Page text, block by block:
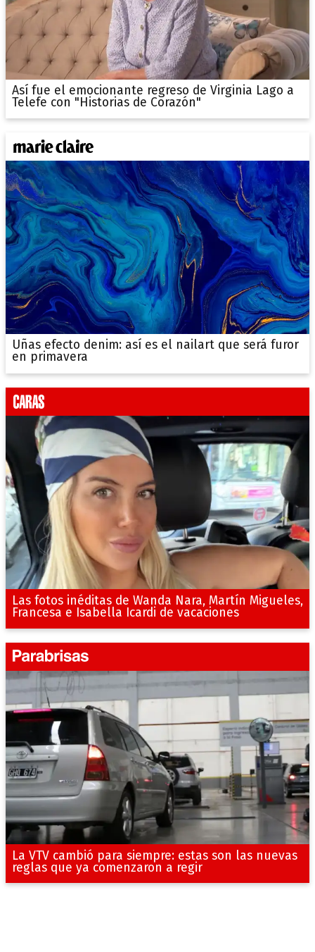
Así fue el emocionante regreso de Virginia Lago a
Telefe con "Historias de Corazón"
Uñas efecto denim: así es el nailart que será furor
en primavera
Las fotos inéditas de Wanda Nara, Martín Migueles,
Francesa e Isabella Icardi de vacaciones
La VTV cambió para siempre: estas son las nuevas
reglas que ya comenzaron a regir